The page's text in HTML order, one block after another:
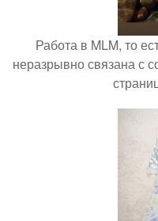
Работа в MLM, то
неразрывно связана с